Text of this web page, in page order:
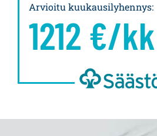
Arvioitu kuukausilyhennys:
1212 €/kk